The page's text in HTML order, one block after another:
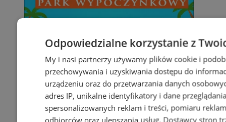
Odpowiedzialne korzystanie z
My i nasi partnerzy używamy plików cookie i
przechowywania i uzyskiwania dostępu do
urządzeniu oraz do przetwarzania danych
adres IP, unikalne identyfikatory i dane
spersonalizowanych reklam i treści, pomiaru
odbiorców oraz ulepszania usług. Dostawcy stron